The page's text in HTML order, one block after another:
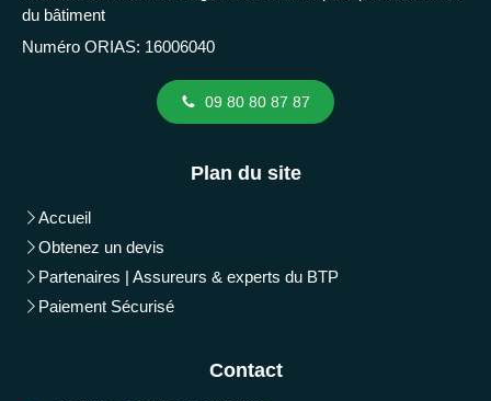
du bâtiment
Numéro ORIAS: 16006040
09 80 80 87 87
Plan du site
Accueil
Obtenez un devis
Partenaires | Assureurs & experts du BTP
Paiement Sécurisé
Contact